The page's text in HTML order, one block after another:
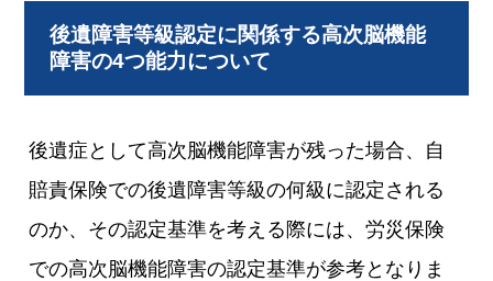
後遺障害等級認定に関係する高次脳機能
障害の4つ能力について
後遺症として高次脳機能障害が残った場合、自
賠責保険での後遺障害等級の何級に認定される
のか、その認定基準を考える際には、労災保険
での高次脳機能障害の認定基準が参考となりま